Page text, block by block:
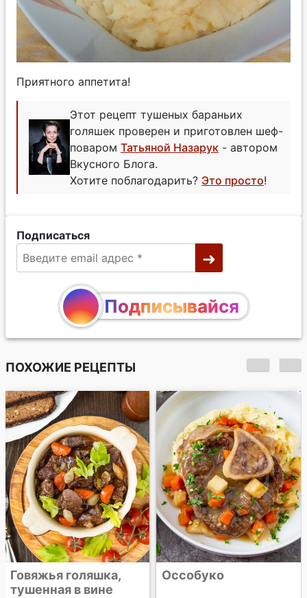
Приятного аппетита!
Этот рецепт тушеных бараньих
голяшек проверен и приготовлен шеф-
поваром Татьяной Назарук - автором
Вкусного Блога.
Хотите поблагодарить? Это просто!
Подписаться
Подписывайся
ПОХОЖИЕ РЕЦЕПТЫ
Оссобуко
Говяжья грудинка в
густом томатном
соусе